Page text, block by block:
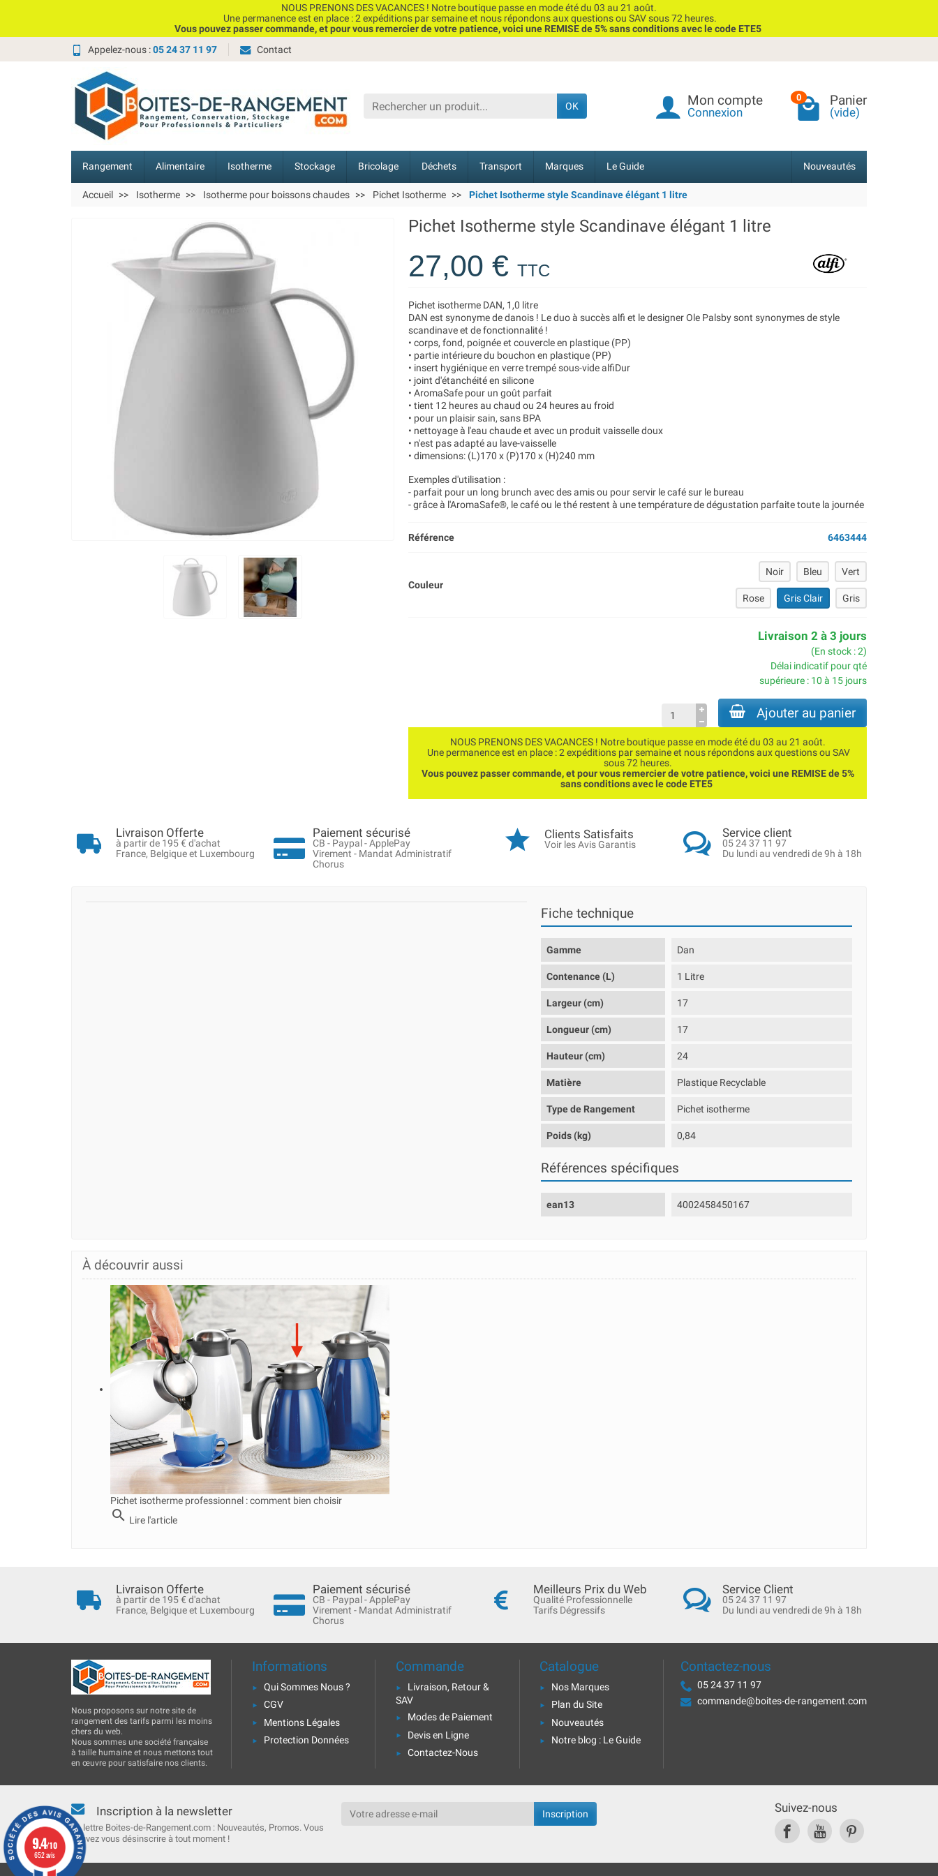
NOUS PRENONS DES VACANCES ! Notre boutique passe en mode été du 03 au 21 août.
Une permanence est en place : 2 expéditions par semaine et nous répondons aux questions ou SAV sous 72 heures.
Vous pouvez passer commande, et pour vous remercier de votre patience, voici une REMISE de 5% sans conditions avec le code ETE5
Appelez-nous :05 24 37 11 97 Contact
OK Mon compte
Connexion
0 Panier
(vide)
Rangement Alimentaire Isotherme Stockage Bricolage Déchets Transport Marques Le Guide Nouveautés
Accueil Isotherme Isotherme pour boissons chaudes Pichet Isotherme Pichet Isotherme style Scandinave élégant 1 litre
Pichet Isotherme style Scandinave élégant 1 litre
27,00 €TTC
Pichet isotherme DAN, 1,0 litre
DAN est synonyme de danois ! Le duo à succès alfi et le designer Ole Palsby sont synonymes de style
scandinave et de fonctionnalité !
• corps, fond, poignée et couvercle en plastique (PP)
• partie intérieure du bouchon en plastique (PP)
• insert hygiénique en verre trempé sous-vide alfiDur
• joint d'étanchéité en silicone
• AromaSafe pour un goût parfait
• tient 12 heures au chaud ou 24 heures au froid
• pour un plaisir sain, sans BPA
• nettoyage à l'eau chaude et avec un produit vaisselle doux
• n'est pas adapté au lave-vaisselle
• dimensions: (L)170 x (P)170 x (H)240 mm
Exemples d'utilisation :
- parfait pour un long brunch avec des amis ou pour servir le café sur le bureau
- grâce à l'AromaSafe®, le café ou le thé restent à une température de dégustation parfaite toute la journée
Référence 6463444
Couleur
Noir Bleu Vert
Rose Gris Clair Gris
Livraison 2 à 3 jours
(En stock : 2)
Délai indicatif pour qté
supérieure : 10 à 15 jours
Ajouter au panier
NOUS PRENONS DES VACANCES ! Notre boutique passe en mode été du 03 au 21 août.
Une permanence est en place : 2 expéditions par semaine et nous répondons aux questions ou SAV
sous 72 heures.
Vous pouvez passer commande, et pour vous remercier de votre patience, voici une REMISE de 5%
sans conditions avec le code ETE5
Livraison Offerte
à partir de 195 € d'achat
France, Belgique et Luxembourg
Paiement sécurisé
CB - Paypal - ApplePay
Virement - Mandat Administratif
Chorus
Clients Satisfaits
Voir les Avis Garantis
Service client
05 24 37 11 97
Du lundi au vendredi de 9h à 18h
Fiche technique
Gamme Dan
Contenance (L) 1 Litre
Largeur (cm) 17
Longueur (cm) 17
Hauteur (cm) 24
Matière Plastique Recyclable
Type de Rangement Pichet isotherme
Poids (kg) 0,84
Références spécifiques
ean13 4002458450167
À découvrir aussi
Pichet isotherme professionnel : comment bien choisir
search Lire l'article
Livraison Offerte
à partir de 195 € d'achat
France, Belgique et Luxembourg
Paiement sécurisé
CB - Paypal - ApplePay
Virement - Mandat Administratif
Chorus
Meilleurs Prix du Web
Qualité Professionnelle
Tarifs Dégressifs
Service Client
05 24 37 11 97
Du lundi au vendredi de 9h à 18h
Nous proposons sur notre site de
rangement des tarifs parmi les moins
chers du web.
Nous sommes une société française
à taille humaine et nous mettons tout
en œuvre pour satisfaire nos clients.
Informations
Qui Sommes Nous ?
CGV
Mentions Légales
Protection Données
Commande
Livraison, Retour &
SAV
Modes de Paiement
Devis en Ligne
Contactez-Nous
Catalogue
Nos Marques
Plan du Site
Nouveautés
Notre blog : Le Guide
Contactez-nous
05 24 37 11 97
commande@boites-de-rangement.com
Inscription à la newsletter
La lettre Boites-de-Rangement.com : Nouveautés, Promos. Vous
pouvez vous désinscrire à tout moment !
Suivez-nous
9.4/10
652 avis